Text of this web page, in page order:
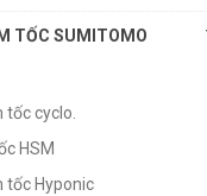
TỐC SUMITOMO
cyclo.
HSM
tốc Hyponic